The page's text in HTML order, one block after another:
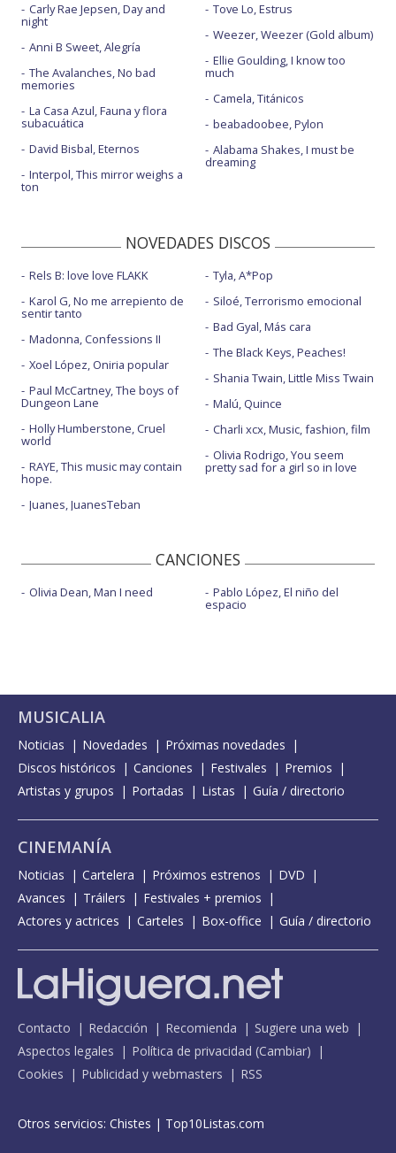
Carly Rae Jepsen, Day and
night
Anni B Sweet, Alegría
The Avalanches, No bad
memories
La Casa Azul, Fauna y flora
subacuática
David Bisbal, Eternos
Interpol, This mirror weighs a
ton
Tove Lo, Estrus
Weezer, Weezer (Gold album)
Ellie Goulding, I know too
much
Camela, Titánicos
beabadoobee, Pylon
Alabama Shakes, I must be
dreaming
NOVEDADES DISCOS
Rels B: love love FLAKK
Karol G, No me arrepiento de
sentir tanto
Madonna, Confessions II
Xoel López, Oniria popular
Paul McCartney, The boys of
Dungeon Lane
Holly Humberstone, Cruel
world
RAYE, This music may contain
hope.
Juanes, JuanesTeban
Tyla, A*Pop
Siloé, Terrorismo emocional
Bad Gyal, Más cara
The Black Keys, Peaches!
Shania Twain, Little Miss Twain
Malú, Quince
Charli xcx, Music, fashion, film
Olivia Rodrigo, You seem
pretty sad for a girl so in love
CANCIONES
Olivia Dean, Man I need Pablo López, El niño del
espacio
MUSICALIA
Noticias Novedades
Próximas novedades
Discos históricos
Canciones Festivales
Premios
Artistas y grupos
Portadas Listas Guía / directorio
CINEMANÍA
Noticias Cartelera Próximos estrenos
DVD
Avances
Tráilers
Festivales + premios
Actores y actrices
Carteles Box-office Guía / directorio
Contacto Redacción Recomienda
Sugiere una web
Aspectos legales
Política de privacidad (Cambiar)
Cookies
Publicidad y webmasters RSS
Otros servicios: Chistes | Top10Listas.com